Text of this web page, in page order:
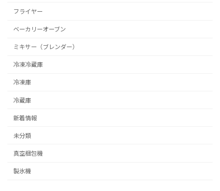
フライヤー
ベーカリーオーブン
ミキサー（ブレンダー）
冷凍冷蔵庫
冷凍庫
冷蔵庫
新着情報
未分類
真空梱包機
製氷機